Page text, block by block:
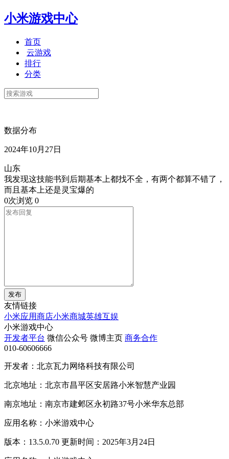
小米游戏中心
首页
云游戏
排行
分类
数据分布
2024年10月27日
山东
我发现这技能书到后期基本上都找不全，有两个都算不错了，
而且基本上还是灵宝爆的
0次浏览 0
发布
友情链接
小米应用商店小米商城英雄互娱
小米游戏中心
开发者平台 微信公众号 微博主页 商务合作
010-60606666
开发者：北京瓦力网络科技有限公司
北京地址：北京市昌平区安居路小米智慧产业园
南京地址：南京市建邺区永初路37号小米华东总部
应用名称：小米游戏中心
版本：13.5.0.70 更新时间：2025年3月24日